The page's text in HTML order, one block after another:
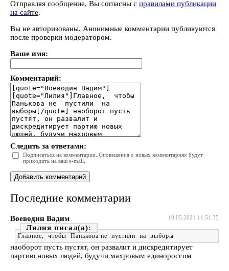
Отправляя сообщение, Вы согласны с правилами публикации
на сайте.
Вы не авторизованы. Анонимные комментарии публикуются
после проверки модератором.
Ваше имя:
Комментарий:
Следить за ответами:
Подписаться на комментарии. Оповещения о новых комментариях будут
приходить на ваш e-mail.
Последние комментарии
10.05.2021 11:51:35
Воеводин Вадим
Лилия
Главное, чтобы Панькова не пустили на выборы
наоборот пусть пустят, он развалит и дискредитирует
партию новых людей, будучи махровым единороссом